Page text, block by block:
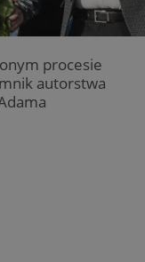
procesie
autorstwa